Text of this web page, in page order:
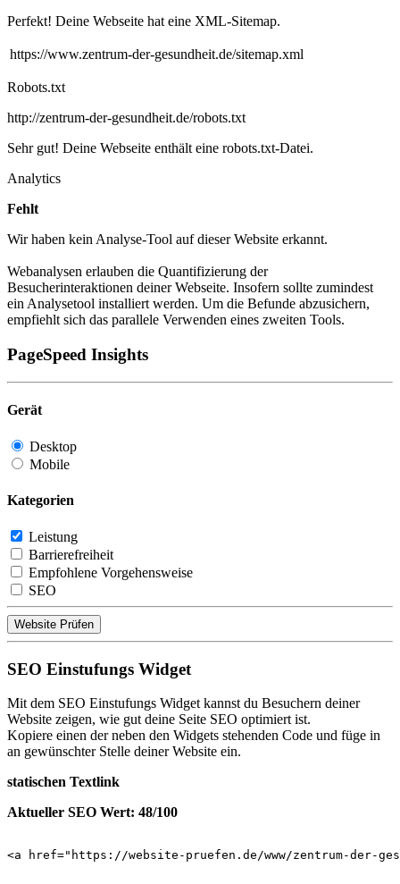
Perfekt! Deine Webseite hat eine XML-Sitemap.
https://www.zentrum-der-gesundheit.de/sitemap.xml
Robots.txt
http://zentrum-der-gesundheit.de/robots.txt
Sehr gut! Deine Webseite enthält eine robots.txt-Datei.
Analytics
Fehlt
Wir haben kein Analyse-Tool auf dieser Website erkannt.
Webanalysen erlauben die Quantifizierung der
Besucherinteraktionen deiner Webseite. Insofern sollte zumindest
ein Analysetool installiert werden. Um die Befunde abzusichern,
empfiehlt sich das parallele Verwenden eines zweiten Tools.
PageSpeed Insights
Gerät
Desktop
Mobile
Kategorien
Leistung
Barrierefreiheit
Empfohlene Vorgehensweise
SEO
Website Prüfen
SEO Einstufungs Widget
Mit dem SEO Einstufungs Widget kannst du Besuchern deiner
Website zeigen, wie gut deine Seite SEO optimiert ist.
Kopiere einen der neben den Widgets stehenden Code und füge in
an gewünschter Stelle deiner Website ein.
statischen Textlink
Aktueller SEO Wert: 48/100
<a href="https://website-pruefen.de/www/zentrum-der-